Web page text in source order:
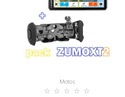
Motos